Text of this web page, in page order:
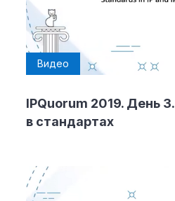
Видео
IPQuorum 2019. День
в стандартах